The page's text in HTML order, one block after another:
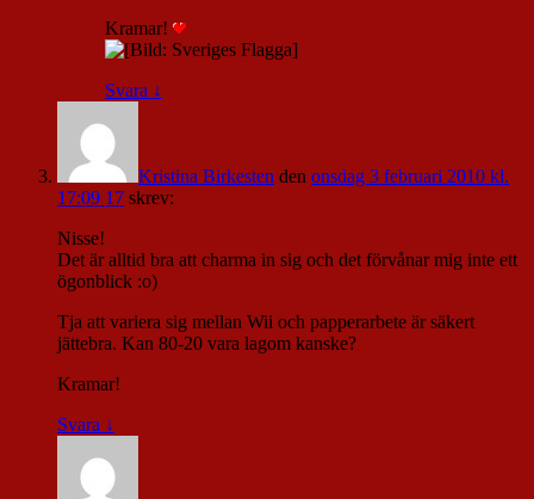
Kramar!
Svara ↓
Kristina Birkesten den onsdag 3 februari 2010 kl.
17:09 17 skrev:
Nisse!
Det är alltid bra att charma in sig och det förvånar mig inte ett
ögonblick :o)
Tja att variera sig mellan Wii och papperarbete är säkert
jättebra. Kan 80-20 vara lagom kanske?
Kramar!
Svara ↓